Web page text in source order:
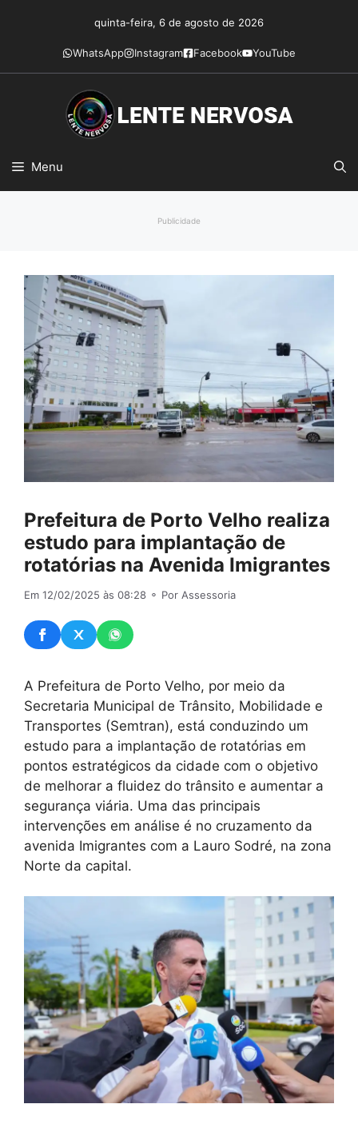
conteúdo
quinta-feira, 6 de agosto de 2026
WhatsApp Instagram Facebook YouTube
Menu
Publicidade
Prefeitura de Porto Velho realiza
estudo para implantação de
rotatórias na Avenida Imigrantes
Em 12/02/2025 às 08:28 ⚬ Por Assessoria
A Prefeitura de Porto Velho, por meio da
Secretaria Municipal de Trânsito, Mobilidade e
Transportes (Semtran), está conduzindo um
estudo para a implantação de rotatórias em
pontos estratégicos da cidade com o objetivo
de melhorar a fluidez do trânsito e aumentar a
segurança viária. Uma das principais
intervenções em análise é no cruzamento da
avenida Imigrantes com a Lauro Sodré, na zona
Norte da capital.